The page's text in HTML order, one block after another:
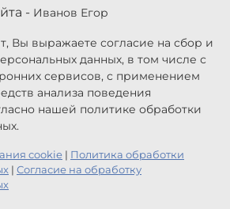
- Иванов Егор
Вы выражаете согласие на сбор и
данных, в том числе с
сервисов, с применением
анализа поведения
нашей политике обработки
cookie | Политика обработки
| Согласие на обработку